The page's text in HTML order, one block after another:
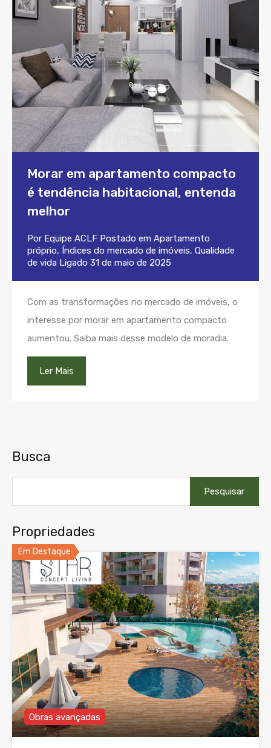
Morar em apartamento compacto
é tendência habitacional, entenda
melhor
Por Equipe ACLF Postado em Apartamento
próprio, Índices do mercado de imóveis, Qualidade
de vida Ligado 31 de maio de 2025
Com as transformações no mercado de imóveis, o
interesse por morar em apartamento compacto
aumentou. Saiba mais desse modelo de moradia.
Ler Mais
Busca
por:
Propriedades
Em Destaque
Obras avançadas